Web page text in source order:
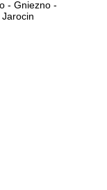
- Gniezno -